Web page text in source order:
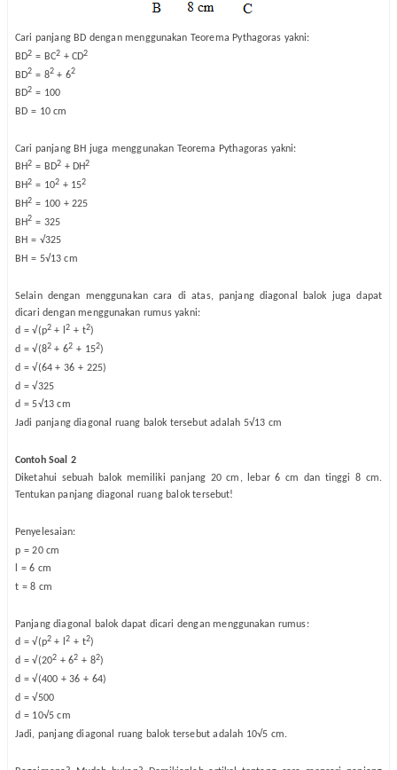
Cari panjang BD dengan menggunakan Teorema Pythagoras yakni:
BD2 = BC2+ CD2
BD2 = 82+ 62
BD2 = 100
BD = 10 cm
Cari panjang BH juga menggunakan Teorema Pythagoras yakni:
BH2 = BD2+ DH2
BH2 = 102+ 152
BH2 = 100 + 225
BH2 = 325
BH = √325
BH = 5√13 cm
Selain dengan menggunakan cara di atas, panjang diagonal balok juga dapat
dicari dengan menggunakan rumus yakni:
d = √(p2+ l2 + t2)
d = √(82+ 62 + 152)
d = √(64 + 36 + 225)
d = √325
d = 5√13 cm
Jadi panjang diagonal ruang balok tersebut adalah 5√13 cm
Contoh Soal 2
Diketahui sebuah balok memiliki panjang 20 cm, lebar 6 cm dan tinggi 8 cm.
Tentukan panjang diagonal ruang balok tersebut!
Penyelesaian:
p = 20 cm
l = 6 cm
t = 8 cm
Panjang diagonal balok dapat dicari dengan menggunakan rumus:
d = √(p2+ l2 + t2)
d = √(202+ 62 + 82)
d = √(400 + 36 + 64)
d = √500
d = 10√5 cm
Jadi, panjang diagonal ruang balok tersebut adalah 10√5 cm.